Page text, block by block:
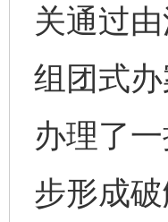
关通过
组团式
办理了
步形成